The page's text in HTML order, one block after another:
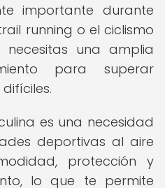
importante durante
running o el ciclismo
una amplia
para superar
es una necesidad
deportivas al aire
protección y
lo que te permite